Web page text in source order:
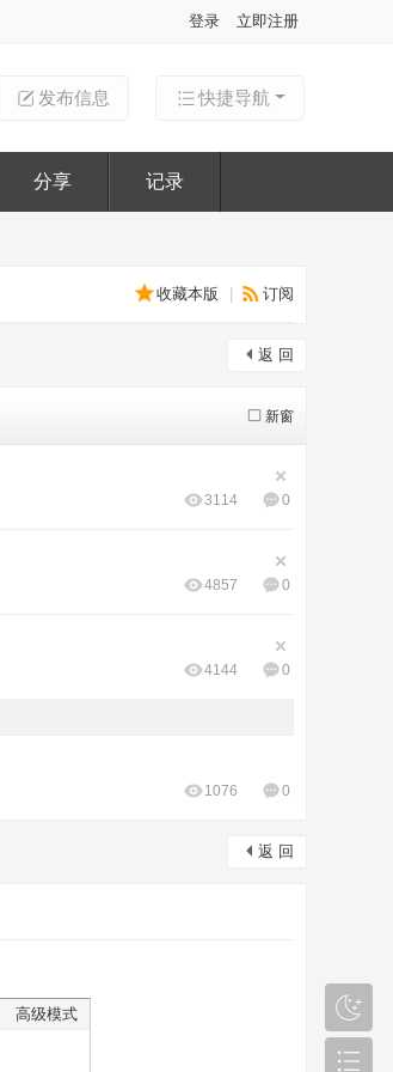
登录 立即注册
快捷导航
发布信息
分享 记录
收藏本版 订阅
返 回
新窗
0
3114
0
4857
0
4144
0
1076
返 回
高级模式